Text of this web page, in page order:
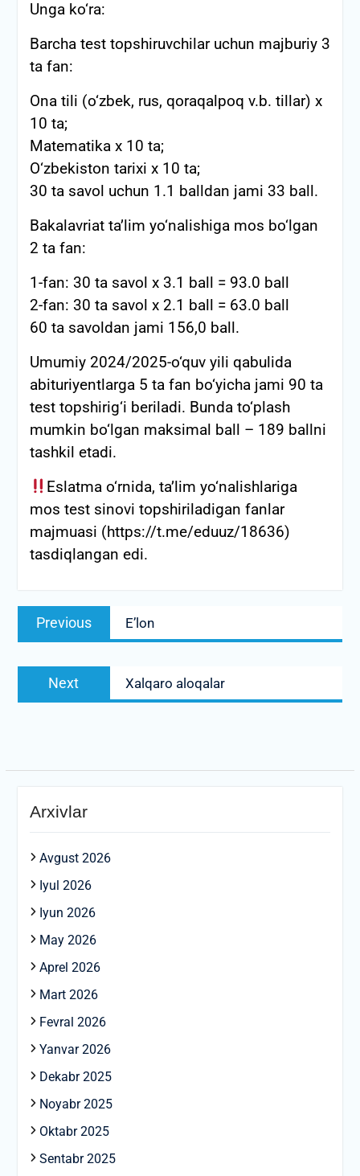
Unga ko‘ra:
Barcha test topshiruvchilar uchun majburiy 3
ta fan:
Ona tili (o‘zbek, rus, qoraqalpoq v.b. tillar) x
10 ta;
Matematika x 10 ta;
O‘zbekiston tarixi x 10 ta;
30 ta savol uchun 1.1 balldan jami 33 ball.
Bakalavriat ta’lim yo‘nalishiga mos bo‘lgan
2 ta fan:
1-fan: 30 ta savol x 3.1 ball = 93.0 ball
2-fan: 30 ta savol x 2.1 ball = 63.0 ball
60 ta savoldan jami 156,0 ball.
Umumiy 2024/2025-o‘quv yili qabulida
abituriyentlarga 5 ta fan bo‘yicha jami 90 ta
test topshirig‘i beriladi. Bunda to‘plash
mumkin bo‘lgan maksimal ball – 189 ballni
tashkil etadi.
Eslatma o‘rnida, ta’lim yo‘nalishlariga
mos test sinovi topshiriladigan fanlar
majmuasi (https://t.me/eduuz/18636)
tasdiqlangan edi.
Post
menyusi
Previous
Previous
post:
E’lon
Next
Next
post:
Xalqaro aloqalar
Arxivlar
Avgust 2026
Iyul 2026
Iyun 2026
May 2026
Aprel 2026
Mart 2026
Fevral 2026
Yanvar 2026
Dekabr 2025
Noyabr 2025
Oktabr 2025
Sentabr 2025